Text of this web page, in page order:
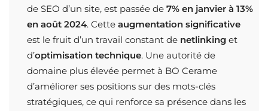
de SEO d’un site, est passée de 7% en janvier à 13%
en août 2024. Cette augmentation significative
est le fruit d’un travail constant de netlinking et
d’optimisation technique. Une autorité de
domaine plus élevée permet à BO Cerame
d’améliorer ses positions sur des mots-clés
stratégiques, ce qui renforce sa présence dans les